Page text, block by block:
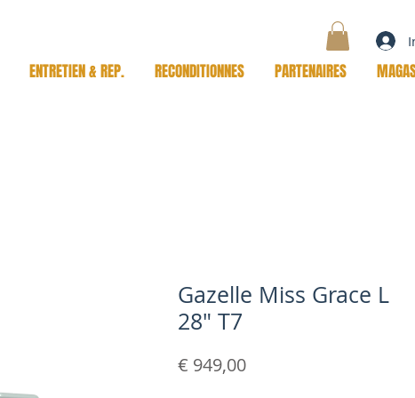
ENTRETIEN & REP. RECONDITIONNES PARTENAIRES
Gazelle Miss Grace L
28" T7
€ 949,00Prijs